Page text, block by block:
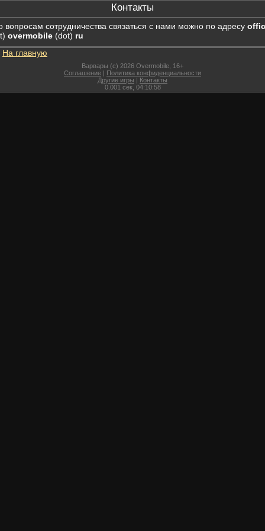
Контакты
вопросам сотрудничества связаться с нами можно по адресу
overmobile (dot) ru
На главную
Варвары (c) 2026 Overmobile, 16+
Соглашение | Политика конфиденциальности
Другие игры | Контакты
0.001 сек, 04:10:58